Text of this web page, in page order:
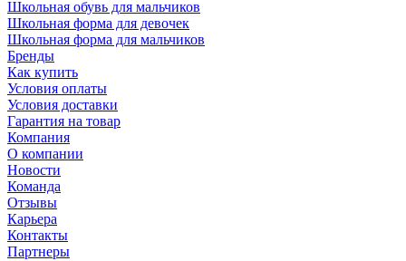
Школьная обувь для мальчиков
Школьная форма для девочек
Школьная форма для мальчиков
Бренды
Как купить
Условия оплаты
Условия доставки
Гарантия на товар
Компания
О компании
Новости
Команда
Отзывы
Карьера
Контакты
Партнеры